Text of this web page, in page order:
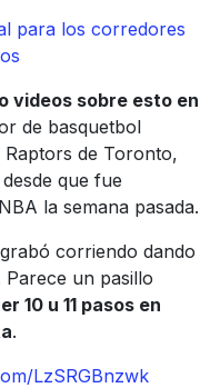
para los corredores
videos sobre esto en
de basquetbol
de Toronto,
que fue
la semana pasada.
corriendo dando
Parece un pasillo
10 u 11 pasos en
.
LzSRGBnzwk